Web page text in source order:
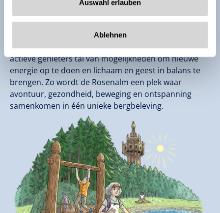
Auswahl erlauben
Ablehnen
natuurbeleving geen leeftijdsgrenzen kennen. Terwijl
de jongste bezoekers de magische wereld van de
sparrenelfjes ontdekken, vinden volwassenen en
actieve genieters tal van mogelijkheden om nieuwe
energie op te doen en lichaam en geest in balans te
brengen. Zo wordt de Rosenalm een plek waar
avontuur, gezondheid, beweging en ontspanning
samenkomen in één unieke bergbeleving.